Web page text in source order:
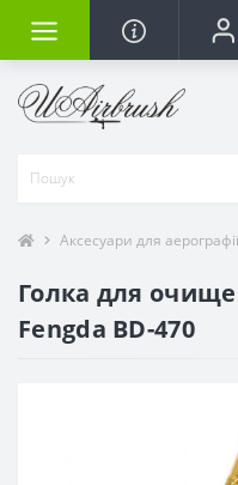
Аксесуари для аерографії
Голка для
Fengda BD-470